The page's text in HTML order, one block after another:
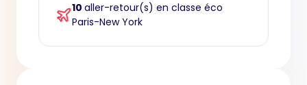
10 aller-retour(s) en classe éco
Paris-New York